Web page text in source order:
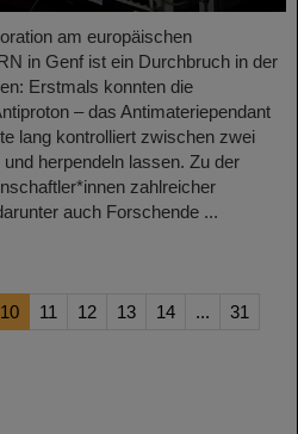
am europäischen
in Genf ist ein Durchbruch in der
Erstmals konnten die
– das Antimateriependant
lang kontrolliert zwischen zwei
herpendeln lassen. Zu der
zahlreicher
auch Forschende ...
10 11 12 13 14 ...
31